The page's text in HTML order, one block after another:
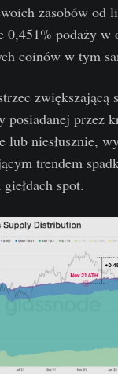
zasobów od
0,451% podaży w
coinów w tym
zwiększającą
posiadanej przez
lub niesłusznie,
trendem
spot.